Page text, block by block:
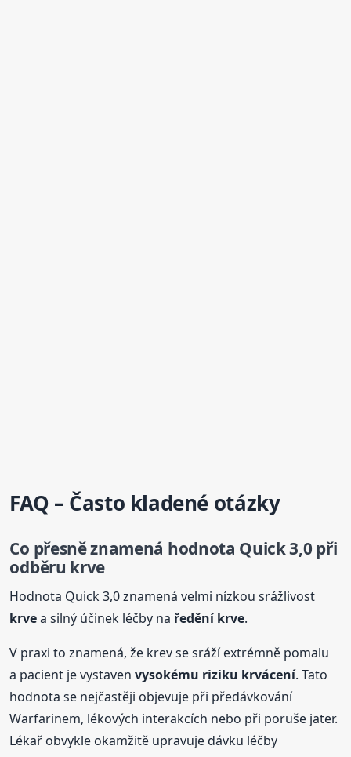
FAQ – Často kladené otázky
Co přesně znamená hodnota Quick 3,0 při
odběru krve
Hodnota Quick 3,0 znamená velmi nízkou srážlivost
krvea silný účinek léčby naředění krve.
V praxi to znamená, že krev se sráží extrémně pomalu
a pacient je vystavenvysokému riziku krvácení. Tato
hodnota se nejčastěji objevuje při předávkování
Warfarinem, lékových interakcích nebo při poruše jater.
Lékař obvykle okamžitě upravuje dávku léčby